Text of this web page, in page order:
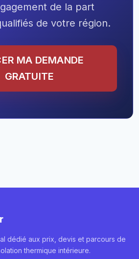
de la part
de votre région.
MA DEMANDE
GRATUITE
dédié aux prix, devis et parcours de
thermique intérieure.